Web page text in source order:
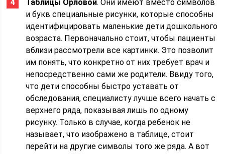
Таблицы Орловой. Они имеют вместо символов
и букв специальные рисунки, которые способны
идентифицировать маленькие дети дошкольного
возраста. Первоначально стоит, чтобы пациенты
вблизи рассмотрели все картинки. Это позволит
им понять, что конкретно от них требует врач и
непосредственно сами же родители. Ввиду того,
что дети способны быстро уставать от
обследования, специалисту лучше всего начать с
верхнего ряда, показывая лишь по одному
рисунку. Только в случае, когда ребенок не
называет, что изображено в таблице, стоит
перейти на другие символы того же ряда. А вот